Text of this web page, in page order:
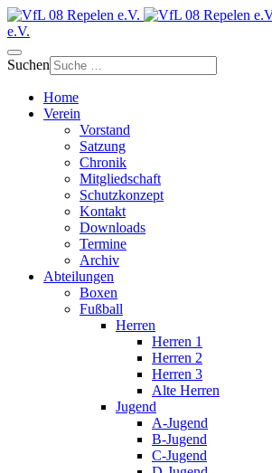
e.V.
Suchen
Home
Verein
Vorstand
Satzung
Chronik
Mitgliedschaft
Schutzkonzept
Kontakt
Downloads
Termine
Archiv
Abteilungen
Boxen
Fußball
Herren
Herren 1
Herren 2
Herren 3
Alte Herren
Jugend
A-Jugend
B-Jugend
C-Jugend